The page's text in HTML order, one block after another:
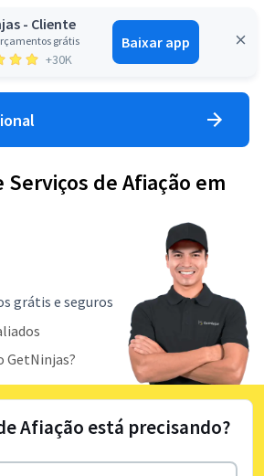
- Cliente
grátis
+30K
Baixar app
Entrar
Serviços de Afiação em
grátis e seguros
GetNinjas?
Afiação está precisando?